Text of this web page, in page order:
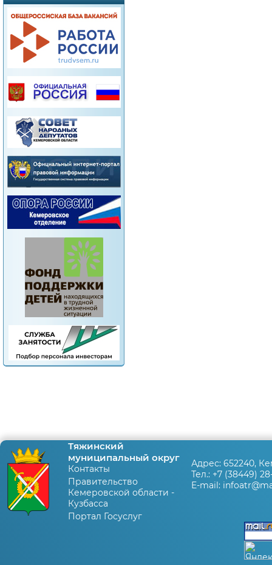
Тяжинский
муниципальный округ
Контакты
Правительство
Кемеровской области -
Кузбасса
Портал Госуслуг
Адрес: 652240,
Тел.: +7 (38449)
E-mail: